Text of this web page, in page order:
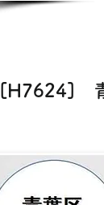
[H7624] 青